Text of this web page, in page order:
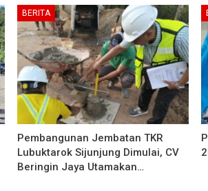
BERITA
Pembangunan Jembatan TKR
Lubuktarok Sijunjung Dimulai, CV
Beringin Jaya Utamakan…